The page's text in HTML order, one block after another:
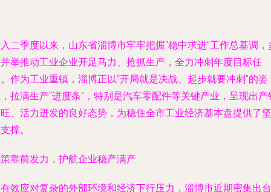
二季度以来，山东省淄博市牢牢把握“稳中求进”工作总基调，
举推动工业企业开足马力、抢抓生产，全力冲刺年度目标任
作为工业重镇，淄博正以“开局就是决战、起步就要冲刺”的姿
拉满生产“进度条”，特别是汽车零配件等关键产业，呈现出产
、活力迸发的良好态势，为稳住全市工业经济基本盘提供了坚
撑。
靠前发力，护航企业稳产满产
效应对复杂的外部环境和经济下行压力，淄博市近期密集出台